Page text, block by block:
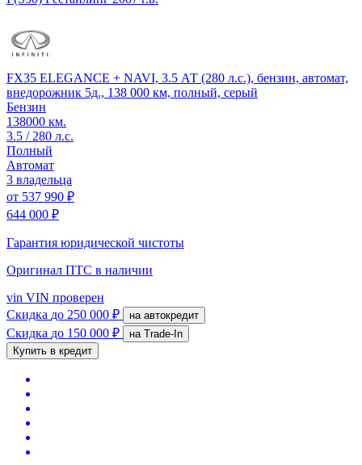
FX35 ELEGANCE + NAVI, 3.5 АТ (280 л.с.), бензин, автомат,
внедорожник 5д., 138 000 км, полный, серый
Бензин
138000 км.
3.5 / 280 л.с.
Полный
Автомат
3 владельца
от 537 990 ₽
644 000 ₽
Гарантия юридической чистоты
Оригинал ПТС в наличии
vin VIN проверен
Скидка до 250 000 ₽ на автокредит
Скидка до 150 000 ₽
на Trade-In
Купить в кредит